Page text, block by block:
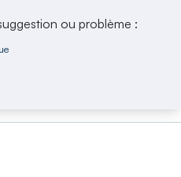
ou problème :